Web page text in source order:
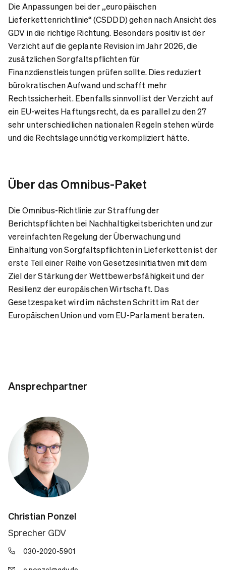
Die Anpassungen bei der „europäischen
Lieferkettenrichtlinie“ (CSDDD) gehen nach Ansicht des
GDV in die richtige Richtung. Besonders positiv ist der
Verzicht auf die geplante Revision im Jahr 2026, die
zusätzlichen Sorgfaltspflichten für
Finanzdienstleistungen prüfen sollte. Dies reduziert
bürokratischen Aufwand und schafft mehr
Rechtssicherheit. Ebenfalls sinnvoll ist der Verzicht auf
ein EU-weites Haftungsrecht, da es parallel zu den 27
sehr unterschiedlichen nationalen Regeln stehen würde
und die Rechtslage unnötig verkompliziert hätte.
Über das Omnibus-Paket
Die Omnibus-Richtlinie zur Straffung der
Berichtspflichten bei Nachhaltigkeitsberichten und zur
vereinfachten Regelung der Überwachung und
Einhaltung von Sorgfaltspflichten in Lieferketten ist der
erste Teil einer Reihe von Gesetzesinitiativen mit dem
Ziel der Stärkung der Wettbewerbsfähigkeit und der
Resilienz der europäischen Wirtschaft. Das
Gesetzespaket wird im nächsten Schritt im Rat der
Europäischen Union und vom EU-Parlament beraten.
Ansprechpartner
Christian Ponzel
Sprecher GDV
030-2020-5901